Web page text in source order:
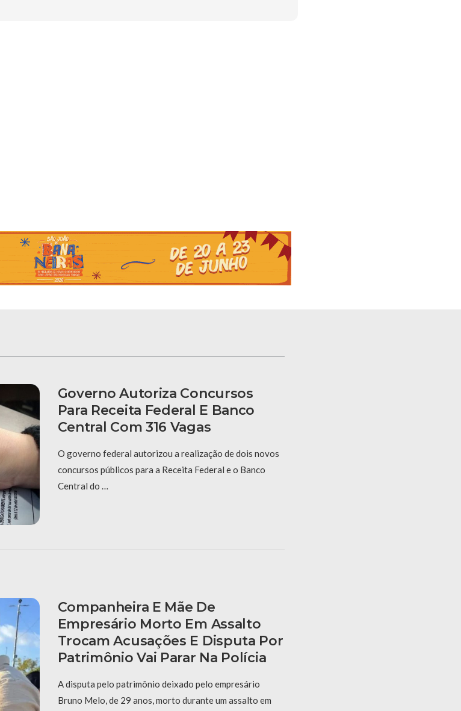
Governo Autoriza Concursos
Para Receita Federal E Banco
Central Com 316 Vagas
O governo federal autorizou a realização de dois novos
concursos públicos para a Receita Federal e o Banco
Central do …
Companheira E Mãe De
Empresário Morto Em Assalto
Trocam Acusações E Disputa Por
Patrimônio Vai Parar Na Polícia
A disputa pelo patrimônio deixado pelo empresário
Bruno Melo, de 29 anos, morto durante um assalto em